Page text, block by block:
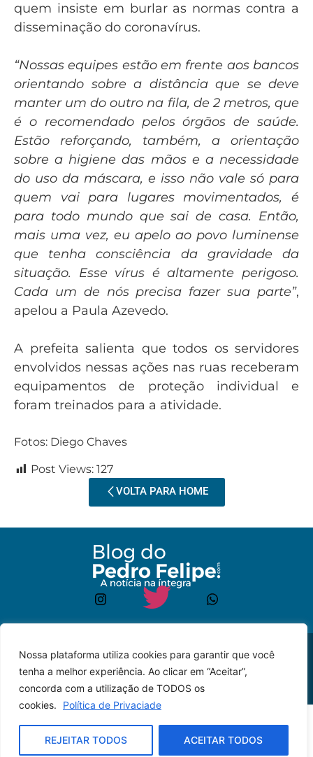
Nossa plataforma utiliza cookies para garantir que você
tenha a melhor experiência. Ao clicar em “Aceitar”,
concorda com a utilização de TODOS os
cookies.
Política de Privaciade
REJEITAR TODOS ACEITAR TODOS
quem insiste em burlar as normas contra a
disseminação do coronavírus.
“Nossas equipes estão em frente aos bancos
orientando sobre a distância que se deve
manter um do outro na fila, de 2 metros, que
é o recomendado pelos órgãos de saúde.
Estão reforçando, também, a orientação
sobre a higiene das mãos e a necessidade
do uso da máscara, e isso não vale só para
quem vai para lugares movimentados, é
para todo mundo que sai de casa. Então,
mais uma vez, eu apelo ao povo luminense
que tenha consciência da gravidade da
situação. Esse vírus é altamente perigoso.
Cada um de nós precisa fazer sua parte”,
apelou a Paula Azevedo.
A prefeita salienta que todos os servidores
envolvidos nessas ações nas ruas receberam
equipamentos de proteção individual e
foram treinados para a atividade.
Fotos: Diego Chaves
Post Views: 127
VOLTA PARA HOME
© 2023 – Todos os
direitos reservados.
Desenvolvido por: JP